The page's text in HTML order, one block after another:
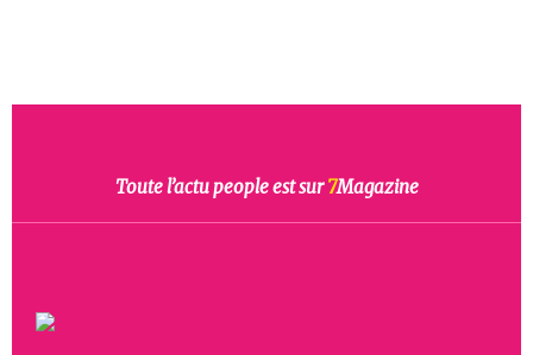
Toute l’actu people est sur7Magazine